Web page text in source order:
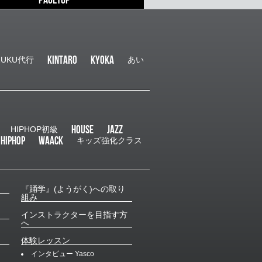
に、11/29、12/6の２回分のチケットプレ
バーの楽しい雰囲気がすごく伝わってき
どの作品も甲乙つけ難い内容と…
代行 KINTARO kyoka
あい
HIPHOP初級 HOUSE
JAZZ
WAACK
キッズ強化クラス
『踊学』(ようがく)への取り
組み
インストラクターを目指す方
へ
体験レッスン
インタビュー Yasco